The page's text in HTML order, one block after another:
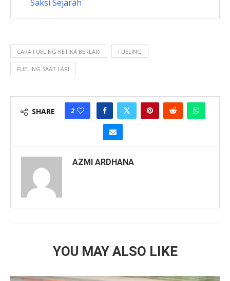
Saksi Sejarah
CARA FUELING KETIKA BERLARI FUELING
FUELING SAAT LARI
SHARE 2
AZMI ARDHANA
YOU MAY ALSO LIKE